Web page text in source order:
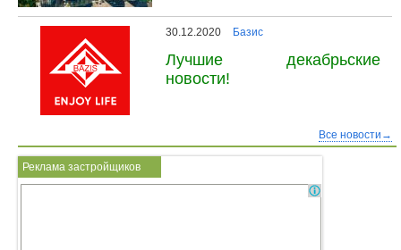
30.12.2020 Базис
Лучшие декабрьские
новости!
Все новости→
Реклама застройщиков